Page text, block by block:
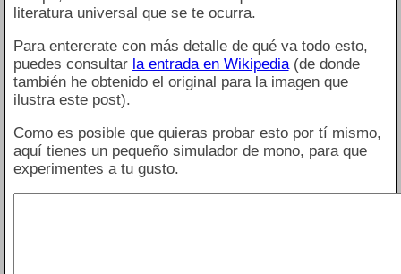
literatura universal que se te ocurra.
Para entererate con más detalle de qué va todo esto,
puedes consultar la entrada en Wikipedia(de donde
también he obtenido el original para la imagen que
ilustra este post).
Como es posible que quieras probar esto por tí mismo,
aquí tienes un pequeño simulador de mono, para que
experimentes a tu gusto.